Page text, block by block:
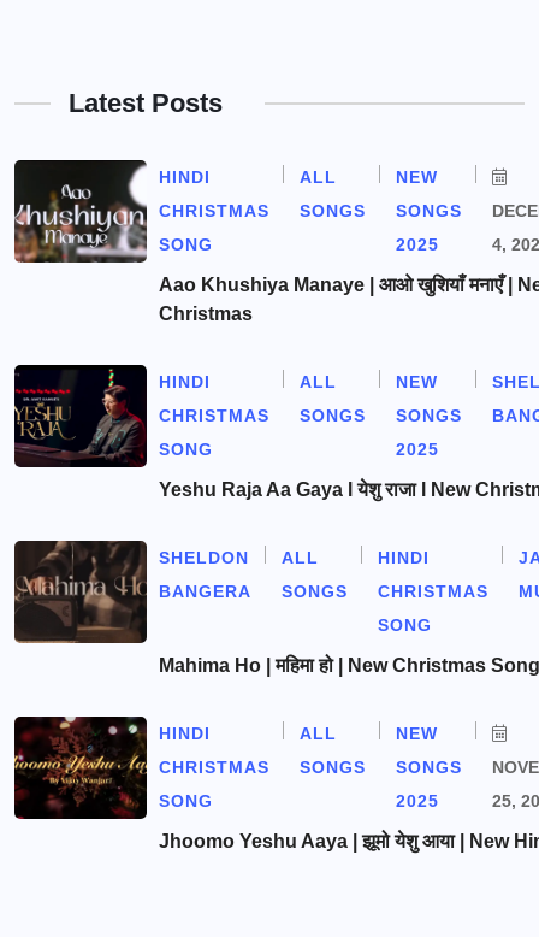
Latest Posts
HINDI
CHRISTMAS
SONG
ALL
SONGS
NEW
SONGS
2025
4,
Aao Khushiya Manaye | आओ खुशियाँ मनाएँ |
Christmas
HINDI
CHRISTMAS
SONG
ALL
SONGS
NEW
SONGS
2025
Yeshu Raja Aa Gaya l येशु राजा l New
SHELDON
BANGERA
ALL
SONGS
HINDI
CHRISTMAS
SONG
Mahima Ho | महिमा हो | New Christmas Song
HINDI
CHRISTMAS
SONG
ALL
SONGS
NEW
SONGS
2025
25,
Jhoomo Yeshu Aaya | झूमो येशु आया | New